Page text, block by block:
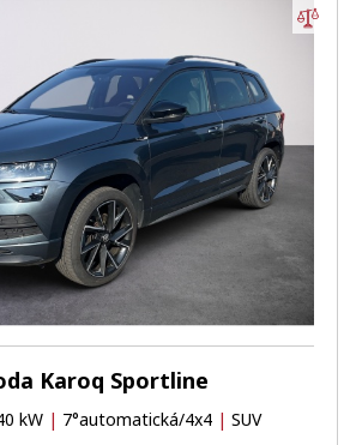
Karoq Sportline
kW | 7°automatická/4x4 | SUV